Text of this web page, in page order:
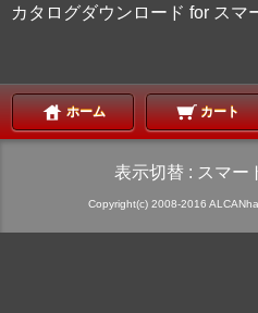
カタログダウンロード for スマ
ホーム カート
表示切替 : スマー
Copyright(c) 2008-2016